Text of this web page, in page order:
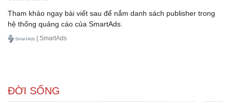
Tham khảo ngay bài viết sau để nắm danh sách publisher trong
hệ thống quảng cáo của SmartAds.
| SmartAds
ĐỜI SỐNG